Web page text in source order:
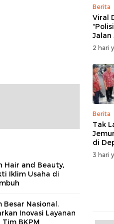
Hair and Beauty,
Iklim Usaha di
Besar Nasional,
Inovasi Layanan
BKPM
Berita
Viral
Jalan
Akan
Solusi
2 hari
Berita
Tak
di
3 hari